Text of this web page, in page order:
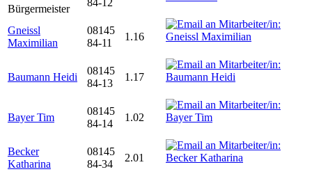
Bürgermeister
84-12
Gneissl
Maximilian
08145
84-11
1.16
Baumann Heidi
08145
84-13
1.17
Bayer Tim
08145
84-14
1.02
Becker
Katharina
08145
84-34
2.01